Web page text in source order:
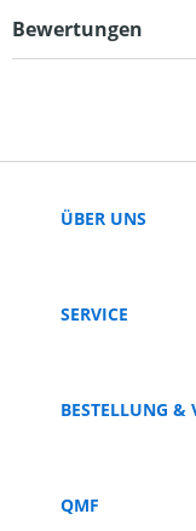
Bewertungen
ÜBER UNS
SERVICE
BESTELLUNG &
QMF